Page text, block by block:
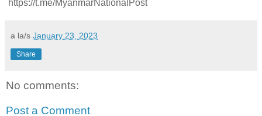
https://t.me/MyanmarNationalPost
a la/s January 23, 2023
Share
No comments:
Post a Comment